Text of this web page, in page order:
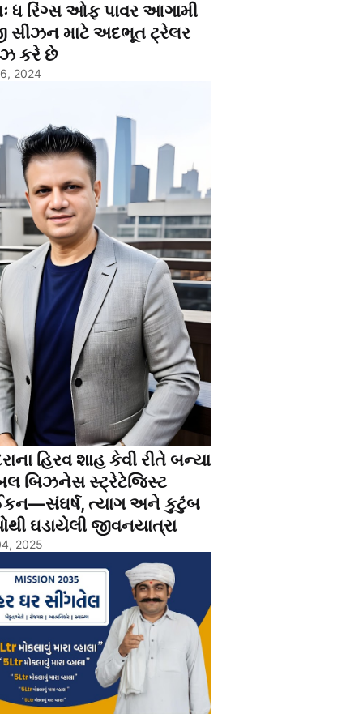
ધ રિંગ્સ ઓફ પાવર આગામી
સીઝન માટે અદભૂત ટ્રેલર
કરે છે
2024
હિરવ શાહ કેવી રીતે બન્યા
બિઝનેસ સ્ટ્રેટેજિસ્ટ
ત્યાગ અને કુટુંબ
ઘડાયેલી જીવનયાત્રા
2025